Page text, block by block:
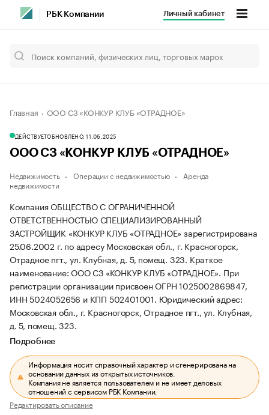
РБК Компании Личный кабинет
Главная ООО СЗ «КОНКУР КЛУБ «ОТРАДНОЕ»
ДЕЙСТВУЕТОБНОВЛЕНО, 11.06.2025
ООО СЗ «КОНКУР КЛУБ «ОТРАДНОЕ»
Недвижимость Операции с недвижимостью
Аренда
недвижимости
Компания ОБЩЕСТВО С ОГРАНИЧЕННОЙ
ОТВЕТСТВЕННОСТЬЮ СПЕЦИАЛИЗИРОВАННЫЙ
ЗАСТРОЙЩИК «КОНКУР КЛУБ «ОТРАДНОЕ» зарегистрирована
25.06.2002 г. по адресу Московская обл., г. Красногорск,
Отрадное пгт., ул. Клубная, д. 5, помещ. 323. Краткое
наименование: ООО СЗ «КОНКУР КЛУБ «ОТРАДНОЕ». При
регистрации организации присвоен ОГРН 1025002869847,
ИНН 5024052656 и КПП 502401001. Юридический адрес:
Московская обл., г. Красногорск, Отрадное пгт., ул. Клубная,
д. 5, помещ. 323.
Подробнее
Информация носит справочный характер и сгенерирована на
основании данных из открытых источников.
Компания не является пользователем и не имеет деловых
отношений с сервисом РБК Компании.
Редактировать описание